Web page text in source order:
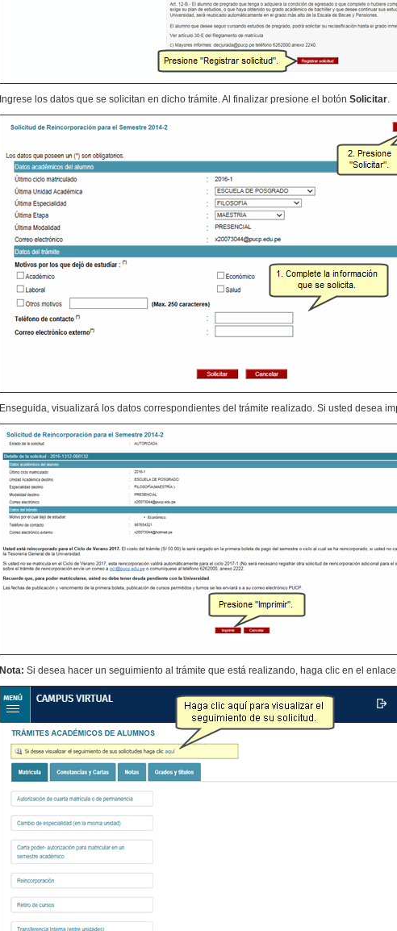
Ingrese los datos que se solicitan en dicho trámite. Al finalizar presione el botón Solicitar.
Enseguida, visualizará los datos correspondientes del trámite realizado. Si usted desea
Nota: Si desea hacer un seguimiento al trámite que está realizando, haga clic en el